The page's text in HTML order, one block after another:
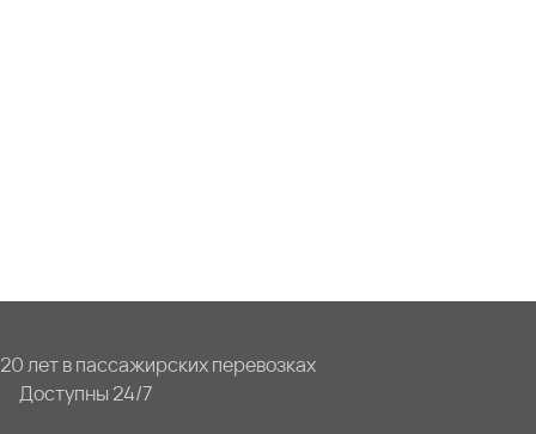
20 лет в пассажирских перевозках
Доступны 24/7